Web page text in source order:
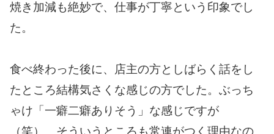
焼き加減も絶妙で、仕事が丁寧という印象でし
た。
食べ終わった後に、店主の方としばらく話をし
たところ結構気さくな感じの方でした。ぶっち
ゃけ「一癖二癖ありそう」な感じですが